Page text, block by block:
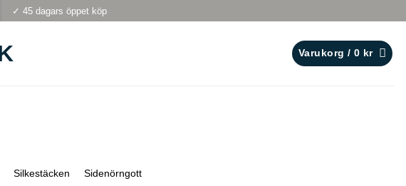
✓ 45 dagars öppet köp
Varukorg / 0 kr
Silkestäcken Sidenörngott